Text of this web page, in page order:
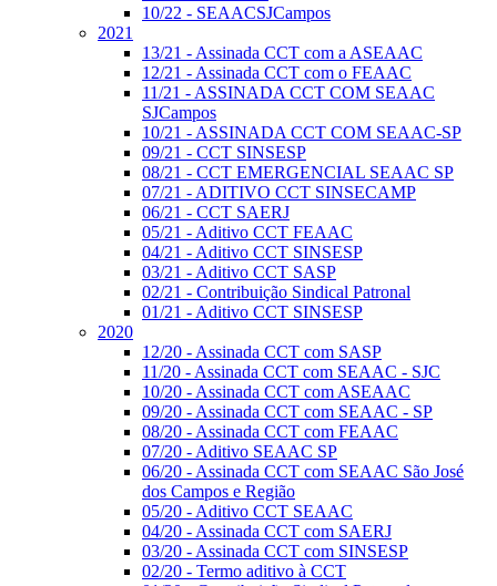
10/22 - SEAACSJCampos
2021
13/21 - Assinada CCT com a ASEAAC
12/21 - Assinada CCT com o FEAAC
11/21 - ASSINADA CCT COM SEAAC
SJCampos
10/21 - ASSINADA CCT COM SEAAC-SP
09/21 - CCT SINSESP
08/21 - CCT EMERGENCIAL SEAAC SP
07/21 - ADITIVO CCT SINSECAMP
06/21 - CCT SAERJ
05/21 - Aditivo CCT FEAAC
04/21 - Aditivo CCT SINSESP
03/21 - Aditivo CCT SASP
02/21 - Contribuição Sindical Patronal
01/21 - Aditivo CCT SINSESP
2020
12/20 - Assinada CCT com SASP
11/20 - Assinada CCT com SEAAC - SJC
10/20 - Assinada CCT com ASEAAC
09/20 - Assinada CCT com SEAAC - SP
08/20 - Assinada CCT com FEAAC
07/20 - Aditivo SEAAC SP
06/20 - Assinada CCT com SEAAC São José
dos Campos e Região
05/20 - Aditivo CCT SEAAC
04/20 - Assinada CCT com SAERJ
03/20 - Assinada CCT com SINSESP
02/20 - Termo aditivo à CCT